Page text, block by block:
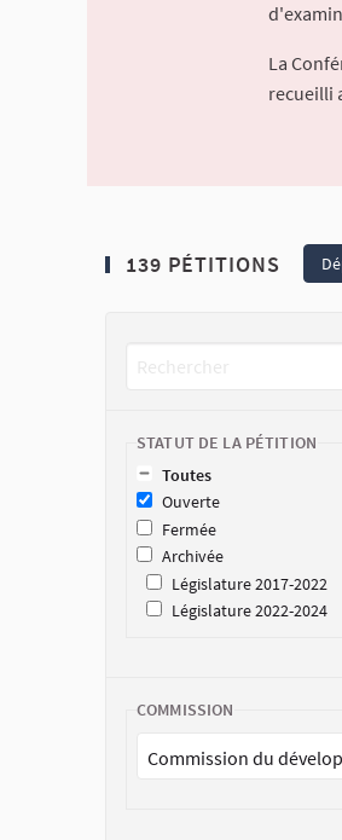
La
recueilli
139 PÉTITIONS
STATUT DE LA PÉTITION
Toutes
Ouverte
Fermée
Archivée
Législature 2017-2022
Législature 2022-2024
COMMISSION